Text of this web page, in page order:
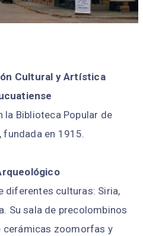
Cultural y Artística
la Biblioteca Popular de
fundada en 1915.
diferentes culturas: Siria,
Su sala de precolombinos
cerámicas zoomorfas y